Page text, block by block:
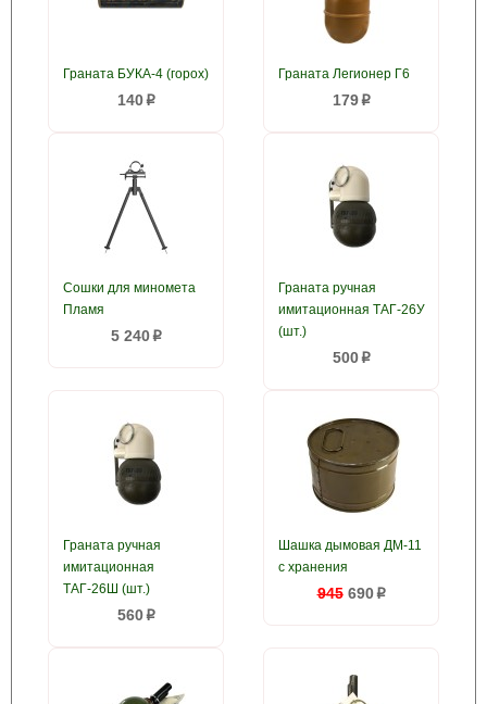
Граната БУКА-4 (горох)
140p
Граната Легионер Г6
179p
Сошки для миномета
Пламя
5 240p
Граната ручная
имитационная ТАГ-26У
(шт.)
500p
Граната ручная
имитационная
ТАГ-26Ш (шт.)
560p
Шашка дымовая ДМ-11
с хранения
945 690p